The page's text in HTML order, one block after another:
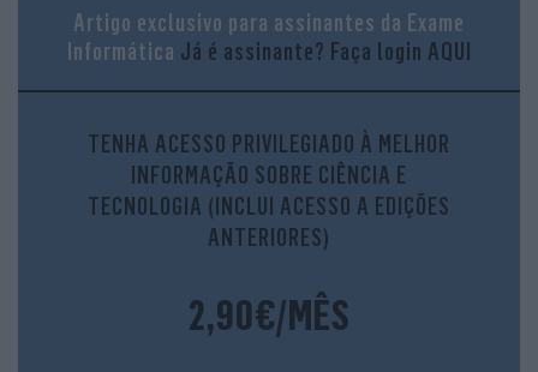
Carbono? Sim, por favor
Mal tiramos este Legion da caixa e percebemos que há
algo de diferente neste computador. A tampa tem um
bem, mas também tem uma textura diferente ao toque.
Uma pesquisa e percebemos que é carbono forjado (uma
Artigo exclusivo para assinantes da Exame
Informática Já é assinante? Faça login AQUI
TENHA ACESSO PRIVILEGIADO À MELHOR
INFORMAÇÃO SOBRE CIÊNCIA E
TECNOLOGIA (INCLUI ACESSO A EDIÇÕES
ANTERIORES)
2,90€/MÊS